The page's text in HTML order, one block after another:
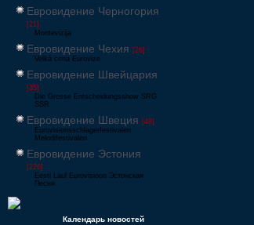
Евровидение Черногория
[21]
Montevizija
Евровидение Чехия [26]
Velká cena Eurovize
Евровидение Швейцария
[35]
Die Grosse Entscheidungsshow SRG
SSR
Евровидение Швеция [48]
Eurovisionsschlagerfestivalen
Melodifestivalen
Евровидение Эстония
[226]
Eesti Laul Eurovisioon Эстонская
Песня
Календарь новостей